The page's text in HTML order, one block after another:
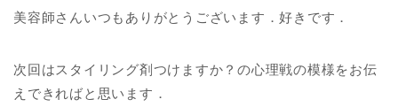
美容師さんいつもありがとうございます．好きです．
次回はスタイリング剤つけますか？の心理戦の模様をお伝
えできればと思います．